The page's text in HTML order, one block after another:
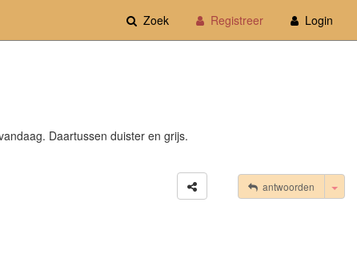
Zoek Registreer Login
Daartussen duister en grijs.
antwoorden